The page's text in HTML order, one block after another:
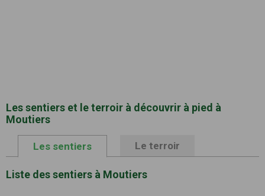
Les sentiers et le terroir à découvrir à pied à
Moutiers
Les sentiers Le terroir
Liste des sentiers à Moutiers